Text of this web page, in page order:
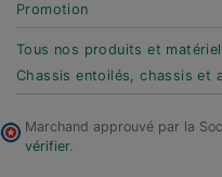
Promotion
Tous nos produits et
Chassis entoilés, chassis et
Marchand approuvé par la
vérifier.